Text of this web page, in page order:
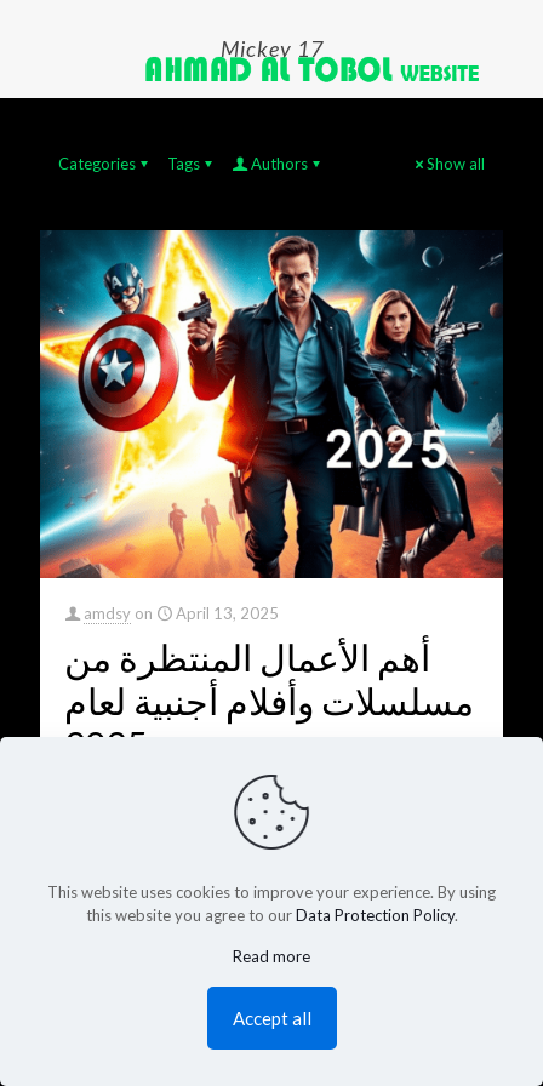
Mickey 17
Categories Tags Authors Show all
amdsy on April 13, 2025
أهم الأعمال المنتظرة من
مسلسلات وأفلام أجنبية لعام
2025
عام 2025 يعد بأن يكون عامًا مليئًا بالإثارة والخيال مع مجموعة
0 Read more
This website uses cookies to improve your experience. By using
this website you agree to ourData Protection Policy.
Read more
Accept all